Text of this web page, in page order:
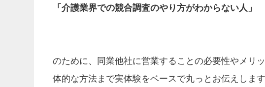
「介護業界での競合調査のやり方がわからない人」
のために、同業他社に営業することの必要性やメリ
体的な方法まで実体験をベースで丸っとお伝えします